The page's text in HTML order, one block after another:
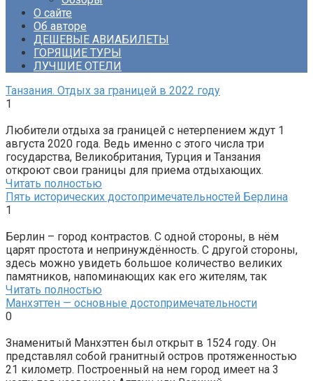
О сайте
Об авторе
ДЕШЕВЫЕ АВИАБИЛЕТЫ
ГОРЯЩИЕ ТУРЫ
ЛУЧШИЕ ОТЕЛИ
Танзания. Отдых за границей в 2022 году
1
Любители отдыха за границей с нетерпением ждут 1
августа 2020 года. Ведь именно с этого числа три
государства, Великобритания, Турция и Танзания
откроют свои границы для приема отдыхающих.
Читать полностью
Пять исторических достопримечательностей Берлина
1
Берлин – город контрастов. С одной стороны, в нём
царят простота и непринуждённость. С другой стороны,
здесь можно увидеть большое количество великих
памятников, напоминающих как его жителям, так
Читать полностью
Манхэттен — основные достопримечательности
0
Знаменитый Манхэттен был открыт в 1524 году. Он
представлял собой гранитный остров протяженностью
21 километр. Построенный на нем город имеет на 3